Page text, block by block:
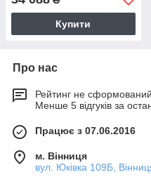
Купити
Про нас
Рейтинг не сформований
Менше 5 відгуків за
Працює з 07.06.2016
м. Вінниця
вул. Юківка 109Б,